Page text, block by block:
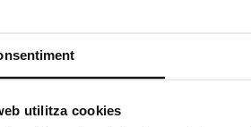
utilitza cookies
dubtes